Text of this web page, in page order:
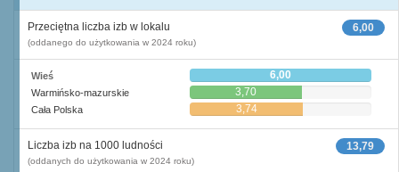
6,00
Przeciętna liczba izb w lokalu
(oddanego do użytkowania w 2024 roku)
Wieś 6,00
Warmińsko-mazurskie 3,70
Cała Polska 3,74
13,79
Liczba izb na 1000 ludności
(oddanych do użytkowania w 2024 roku)